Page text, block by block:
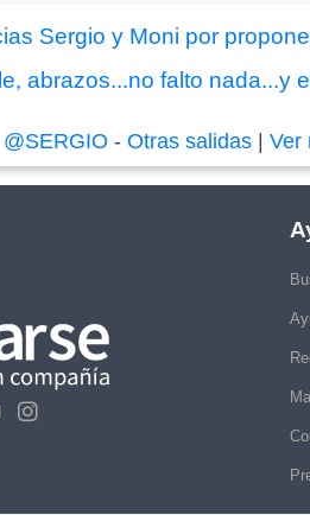
Sergio y Moni por
abrazos...no falto nada...y
@SERGIO -Otras salidas |Ver